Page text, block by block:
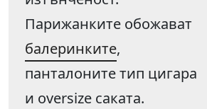
Парижанките обожават
балеринките,
панталоните тип цигара
и oversize саката.